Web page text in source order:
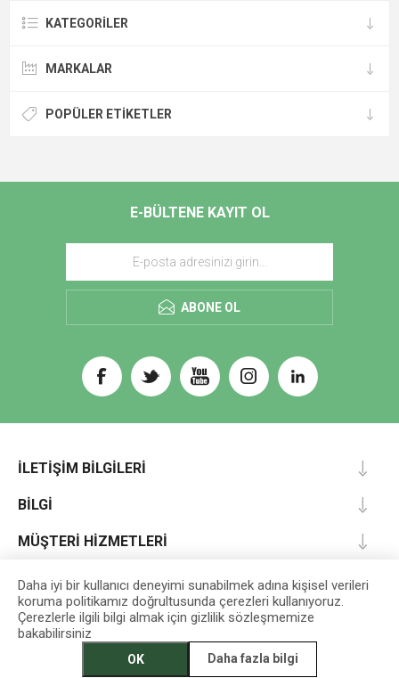
KATEGORİLER
MARKALAR
POPÜLER ETIKETLER
E-BÜLTENE KAYIT OL
ABONE OL
İLETIŞIM BILGILERI
BILGI
MÜŞTERI HIZMETLERI
HESABIM
Designed by
darts
EGET Vakfı İktisadi İşletmesi © 2026 Tüm Hakları Saklıdır.
Daha iyi bir kullanıcı deneyimi sunabilmek adına kişisel verileri
koruma politikamız doğrultusunda çerezleri kullanıyoruz.
Çerezlerle ilgili bilgi almak için gizlilik sözleşmemize
bakabilirsiniz
OK Daha fazla bilgi